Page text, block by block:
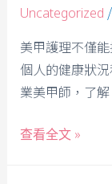
Uncategorized
美甲護理不僅
個人的健康狀
業美甲師，了
查看全文 »